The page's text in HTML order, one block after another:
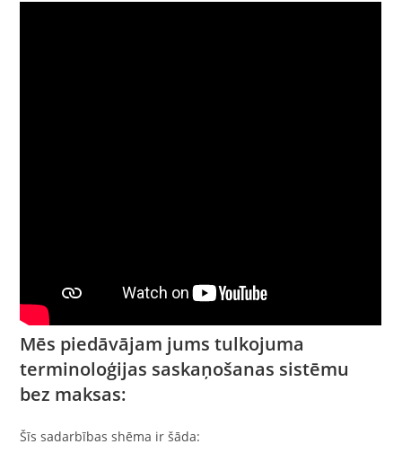
Mēs piedāvājam jums tulkojuma
terminoloģijas saskaņošanas sistēmu
bez maksas:
Šīs sadarbības shēma ir šāda: